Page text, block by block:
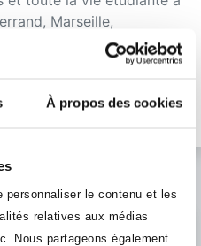
À propos des cookies
personnaliser le contenu et les
relatives aux médias
Nous partageons également
Marseille,
Saint-Etienne et
ÉDITION